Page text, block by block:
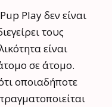
Play δεν είναι
τους
είναι
σε άτομο.
οποιαδήποτε